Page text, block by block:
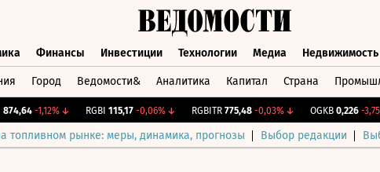
Финансы Инвестиции Технологии Медиа Недвижимость
Город Ведомости& Аналитика Капитал Страна
-1,12%↓ RGBI 115,17 -0,06%↓ RGBITR 775,48 -0,03%↓ OGKB 0,226 -3,75%
топливном рынке: меры, динамика, прогнозы Выбор редакции